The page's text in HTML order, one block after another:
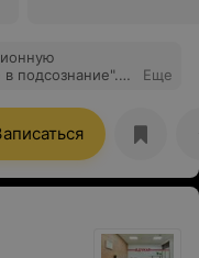
подсознание".
Тренинг
подсознания
мне нужно
своего
Еще